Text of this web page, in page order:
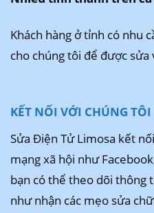
Khách hàng ở tỉnh có nhu
cho chúng tôi để được sửa
KẾT NỐI VỚI CHÚNG TÔI
Sửa Điện Tử Limosa kết
mạng xã hội như
bạn có thể theo dõi thông
như nhận các mẹo sửa